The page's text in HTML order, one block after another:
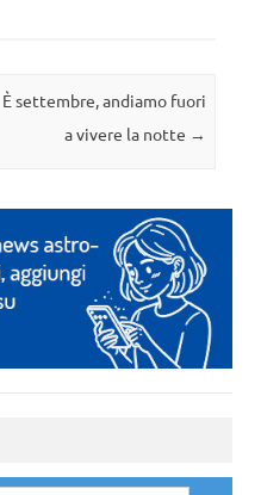
È settembre, andiamo fuori
a vivere la notte →